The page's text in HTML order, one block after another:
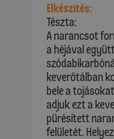
Elkészítés:
Tészta:
A narancsot
a héjával
keverőtálban
bele a
adjuk ezt a
pürésített
felületét.